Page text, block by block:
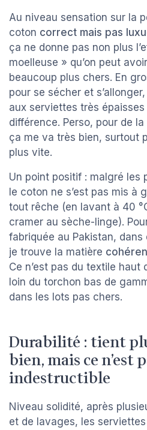
Au niveau sensation sur la
coton correct mais pas
ça ne donne pas non plus
moelleuse » qu’on peut
beaucoup plus chers. En
pour se sécher et
aux serviettes très épaisses
différence. Perso, pour de
ça me va très bien, surtout
plus vite.
Un point positif : malgré les
le coton ne s’est pas mis à
tout rêche (en lavant à 40
cramer au sèche-linge).
fabriquée au Pakistan,
je trouve la matière
Ce n’est pas du textile haut
loin du torchon bas de
dans les lots pas chers.
Durabilité : tient
bien, mais ce n’est
indestructible
Niveau solidité, après
et de lavages, les